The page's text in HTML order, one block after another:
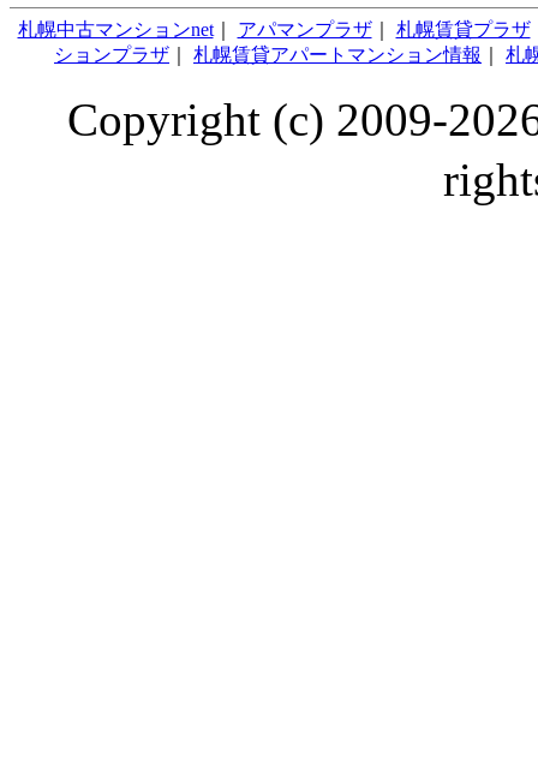
札幌中古マンションnet｜ アパマンプラザ｜ 札幌賃貸プラザ
ションプラザ
札幌賃貸アパートマンション情報 札
Copyright (c) 2009-